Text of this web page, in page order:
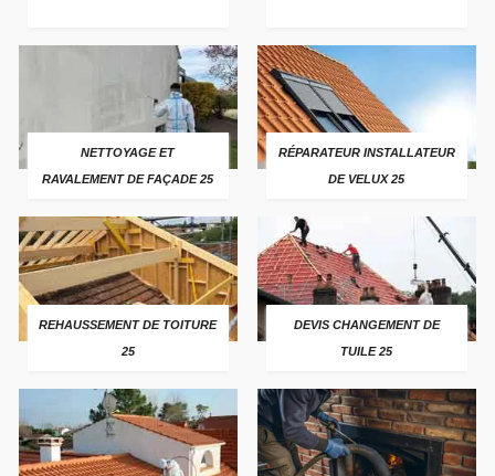
NETTOYAGE ET
RAVALEMENT DE FAÇADE 25
RÉPARATEUR INSTALLATEUR
DE VELUX 25
REHAUSSEMENT DE TOITURE
25
DEVIS CHANGEMENT DE
TUILE 25